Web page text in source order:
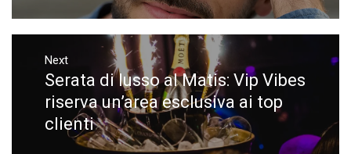
Next
Next
post:
Serata di lusso al Matis: Vip Vibes
riserva un’area esclusiva ai top
clienti